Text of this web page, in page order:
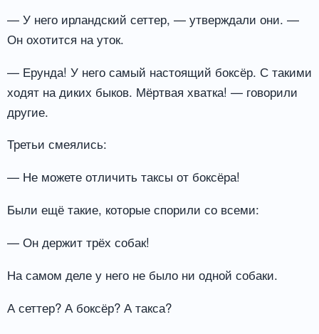
— У него ирландский сеттер, — утверждали они. —
Он охотится на уток.
— Ерунда! У него самый настоящий боксёр. С такими
ходят на диких быков. Мёртвая хватка! — говорили
другие.
Третьи смеялись:
— Не можете отличить таксы от боксёра!
Были ещё такие, которые спорили со всеми:
— Он держит трёх собак!
На самом деле у него не было ни одной собаки.
А сеттер? А боксёр? А такса?